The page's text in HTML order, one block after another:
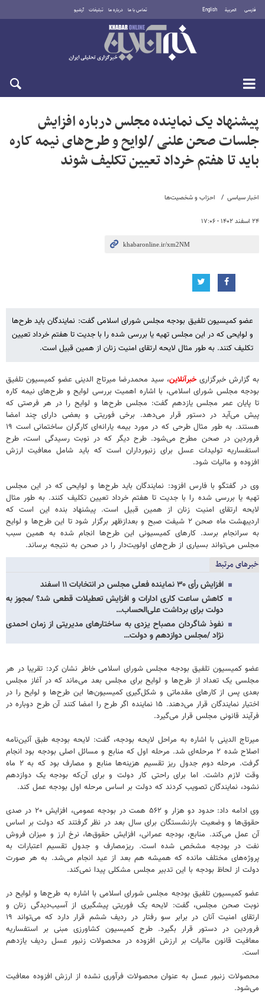
فارسی العربية English تماس با ما درباره ما تبلیغات آرشیو
جمعه ۱۶ مرداد ۱۴۰۵
اخبار سیاسی احزاب و شخصیت‌ها
۲۴ اسفند ۱۴۰۲ - ۱۷:۰۶
پیشنهاد یک نماینده مجلس درباره افزایش
جلسات صحن علنی /لوایح و طرح‌های نیمه کاره
باید تا هفتم خرداد تعیین تکلیف شوند
عضو کمیسیون تلفیق بودجه مجلس شورای اسلامی گفت: نمایندگان باید طرح‌ها
و لوایحی که در این مجلس تهیه یا بررسی شده را با جدیت تا هفتم خرداد تعیین
تکلیف کنند. به طور مثال لایحه ارتقای امنیت زنان از همین قبیل است.
به گزارش خبرگزاریخبرآنلاین، سید محمدرضا میرتاج الدینی عضو کمیسیون تلفیق
بودجه مجلس شورای اسلامی، با اشاره اهمیت بررسی لوایح و طرح‌های نیمه کاره
تا پایان عمر مجلس یازدهم گفت: مجلس طرح‌ها و لوایح را در هر فرصتی که
پیش می‌آید در دستور قرار می‌دهد. برخی فوریتی و بعضی دارای چند امضا
هستند. به طور مثال طرحی که در مورد بیمه یارانه‌ای کارگران ساختمانی است ۱۹
فروردین در صحن مطرح می‌شود. طرح دیگر که در نوبت رسیدگی است، طرح
استفساریه تولیدات عسل برای زنبورداران است که باید شامل معافیت ارزش
افزوده و مالیات شود.
وی در گفتگو با فارس افزود: نمایندگان باید طرح‌ها و لوایحی که در این مجلس
تهیه یا بررسی شده را با جدیت تا هفتم خرداد تعیین تکلیف کنند. به طور مثال
لایحه ارتقای امنیت زنان از همین قبیل است. پیشنهاد بنده این است که
اردیبهشت ماه صحن ۲ شیفت صبح و بعدازظهر برگزار شود تا این طرح‌ها و لوایح
به سرانجام برسد. کارهای کمیسیونی این طرح‌ها انجام شده به همین سبب
مجلس می‌تواند بسیاری از طرح‌های اولویت‌دار را در صحن به نتیجه برساند.
خبرهای مرتبط
افزایش رأی ۳۰ نماینده فعلی مجلس در انتخابات ۱۱ اسفند
کاهش ساعت کاری ادارات و افزایش تعطیلات قطعی شد؟ /مجوز به
دولت برای برداشت علی‌الحساب…
نفوذ شاگردان مصباح یزدی به ساختارهای مدیریتی از زمان احمدی
نژاد /مجلس دوازدهم و دولت…
عضو کمیسیون تلفیق بودجه مجلس شورای اسلامی خاطر نشان کرد: تقریبا در هر
مجلسی یک تعداد از طرح‌ها و لوایح برای مجلس بعد می‌ماند که در آغاز مجلس
بعدی پس از کارهای مقدماتی و شکل‌گیری کمیسیون‌ها این طرح‌ها و لوایح را در
اختیار نمایندگان قرار می‌دهند. ۱۵ نماینده اگر طرح را امضا کنند آن طرح دوباره در
فرآیند قانونی مجلس قرار می‌گیرد.
میرتاج الدینی با اشاره به مراحل لایحه بودجه، گفت: لایحه بودجه طبق آئین‌نامه
اصلاح شده ۲ مرحله‌ای شد. مرحله اول که منابع و مسائل اصلی بودجه بود انجام
گرفت. مرحله دوم جدول ریز تقسیم هزینه‌ها منابع و مصارف بود که به ۲ ماه
وقت لازم داشت. اما برای راحتی ‌کار دولت و برای آن‌که بودجه یک دوازدهم
نشود، نمایندگان تصویب کردند که دولت بر اساس مرحله اول بودجه عمل کند.
وی ادامه داد: حدود دو هزار و ۵۶۲ همت در بودجه عمومی، افزایش ۲۰ در صدی
حقوق‌ها و وضعیت بازنشستگان برای سال بعد در نظر گرفتند که دولت بر اساس
آن عمل می‌کند. منابع، بودجه عمرانی، افزایش حقوق‌ها، نرخ ارز و میزان فروش
نفت در بودجه مشخص شده است. ریزمصارف و جدول تقسیم اعتبارات به
پروژه‌های مختلف مانده که همیشه هم بعد از عید انجام می‌شد. به هر صورت
دولت از لحاظ بودجه با این تدبیر مجلس مشکلی پیدا نمی‌کند.
عضو کمیسیون تلفیق بودجه مجلس شورای اسلامی با اشاره به طرح‌ها و لوایح در
نوبت صحن مجلس، گفت: لایحه یک فوریتی پیشگیری از آسیب‌دیدگی زنان و
ارتقای امنیت آنان در برابر سو رفتار در ردیف ششم قرار دارد که می‌تواند ۱۹
فروردین در دستور قرار بگیرد. طرح کمیسیون کشاورزی مبنی بر استفساریه
معافیت قانون مالیات بر ارزش افزوده در محصولات زنبور عسل ردیف یازدهم
است.
محصولات زنبور عسل به عنوان محصولات فرآوری نشده از ارزش افزوده معافیت
می‌شود.